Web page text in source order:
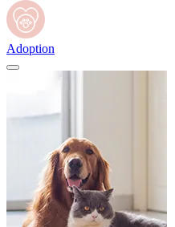
Adoption